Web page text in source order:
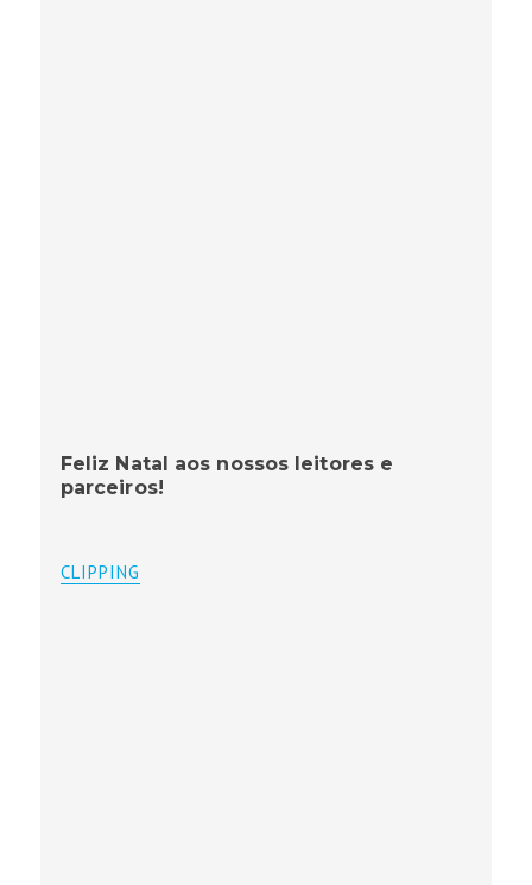
Feliz Natal aos nossos leitores e
parceiros!
CLIPPING